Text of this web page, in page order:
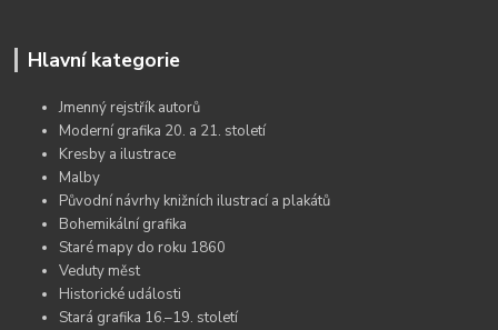
Hlavní kategorie
Jmenný rejstřík autorů
Moderní grafika 20. a 21. století
Kresby a ilustrace
Malby
Původní návrhy knižních ilustrací a plakátů
Bohemikální grafika
Staré mapy do roku 1860
Veduty měst
Historické události
Stará grafika 16.–19. století